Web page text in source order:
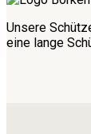
Unsere
eine lange